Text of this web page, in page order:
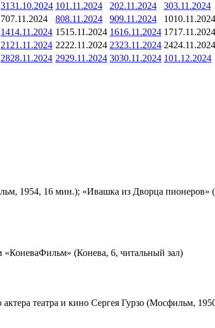
3131.10.2024 101.11.2024 202.11.2024 303.11.2024
707.11.2024 808.11.2024 909.11.2024 1010.11.2024
1414.11.2024 1515.11.2024 1616.11.2024 1717.11.2024
21 21.11.2024 2222.11.2024 2323.11.2024 2424.11.2024
2828.11.2024 2929.11.2024 3030.11.2024 101.12.2024
1954, 16 мин.); «Ивашка из Дворца
«КоневаФильм» (Конева, 6, читальный зал)
театра и кино Сергея Гурзо (Мосфильм,